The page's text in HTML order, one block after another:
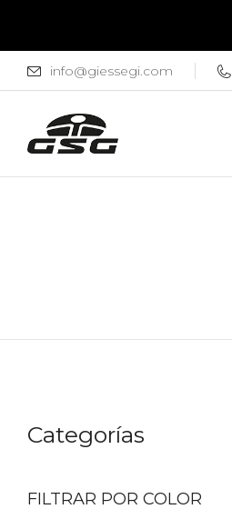
info@giessegi.com
Categorías
FILTRAR POR COLOR